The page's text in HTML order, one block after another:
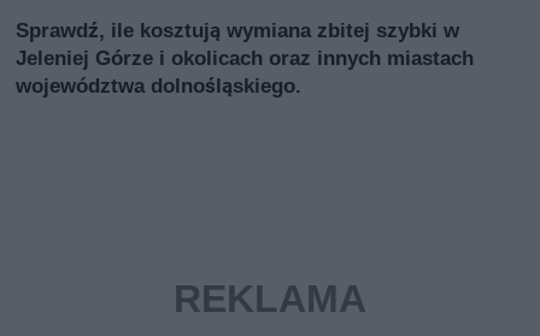
Sprawdź, ile kosztują wymiana zbitej szybki w
Jeleniej Górze i okolicach oraz innych miastach
województwa dolnośląskiego.